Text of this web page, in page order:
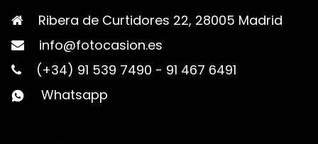
Ribera de Curtidores 22, 28005 Madrid
info@fotocasion.es
(+34) 91 539 7490 - 91 467 6491
Whatsapp